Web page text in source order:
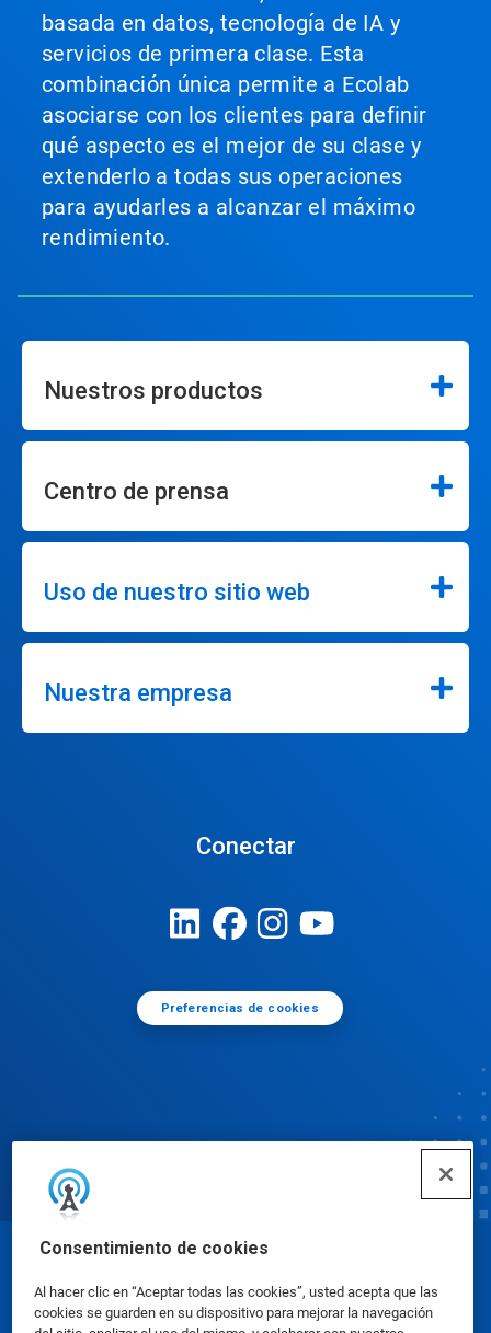
Consentimiento de cookies
Al hacer clic en “Aceptar todas las cookies”, usted acepta que las
cookies se guarden en su dispositivo para mejorar la navegación
basada en datos, tecnología de IA y
servicios de primera clase. Esta
combinación única permite a Ecolab
asociarse con los clientes para definir
qué aspecto es el mejor de su clase y
extenderlo a todas sus operaciones
para ayudarles a alcanzar el máximo
rendimiento.
Nuestros productos
Centro de prensa
Uso de nuestro sitio web
Nuestra empresa
Conectar
Preferencias de cookies